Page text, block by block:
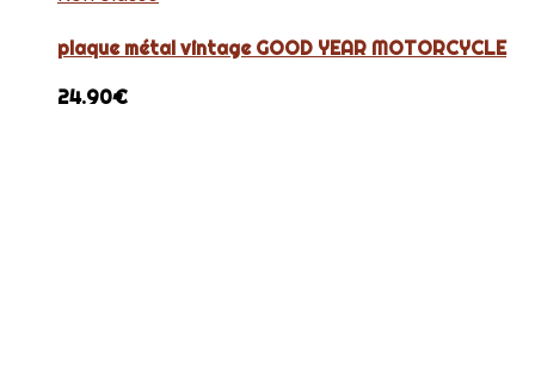
plaque métal vintage GOOD YEAR MOTORCYCLE
24.90€